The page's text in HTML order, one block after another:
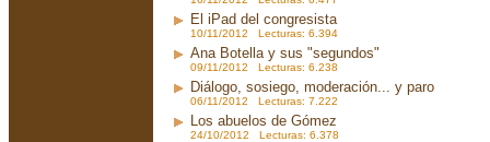
El iPad del congresista
10/11/2012 Lecturas: 6.394
Ana Botella y sus "segundos"
09/11/2012 Lecturas: 6.238
Diálogo, sosiego, moderación... y paro
06/11/2012 Lecturas: 7.222
Los abuelos de Gómez
24/10/2012 Lecturas: 6.378